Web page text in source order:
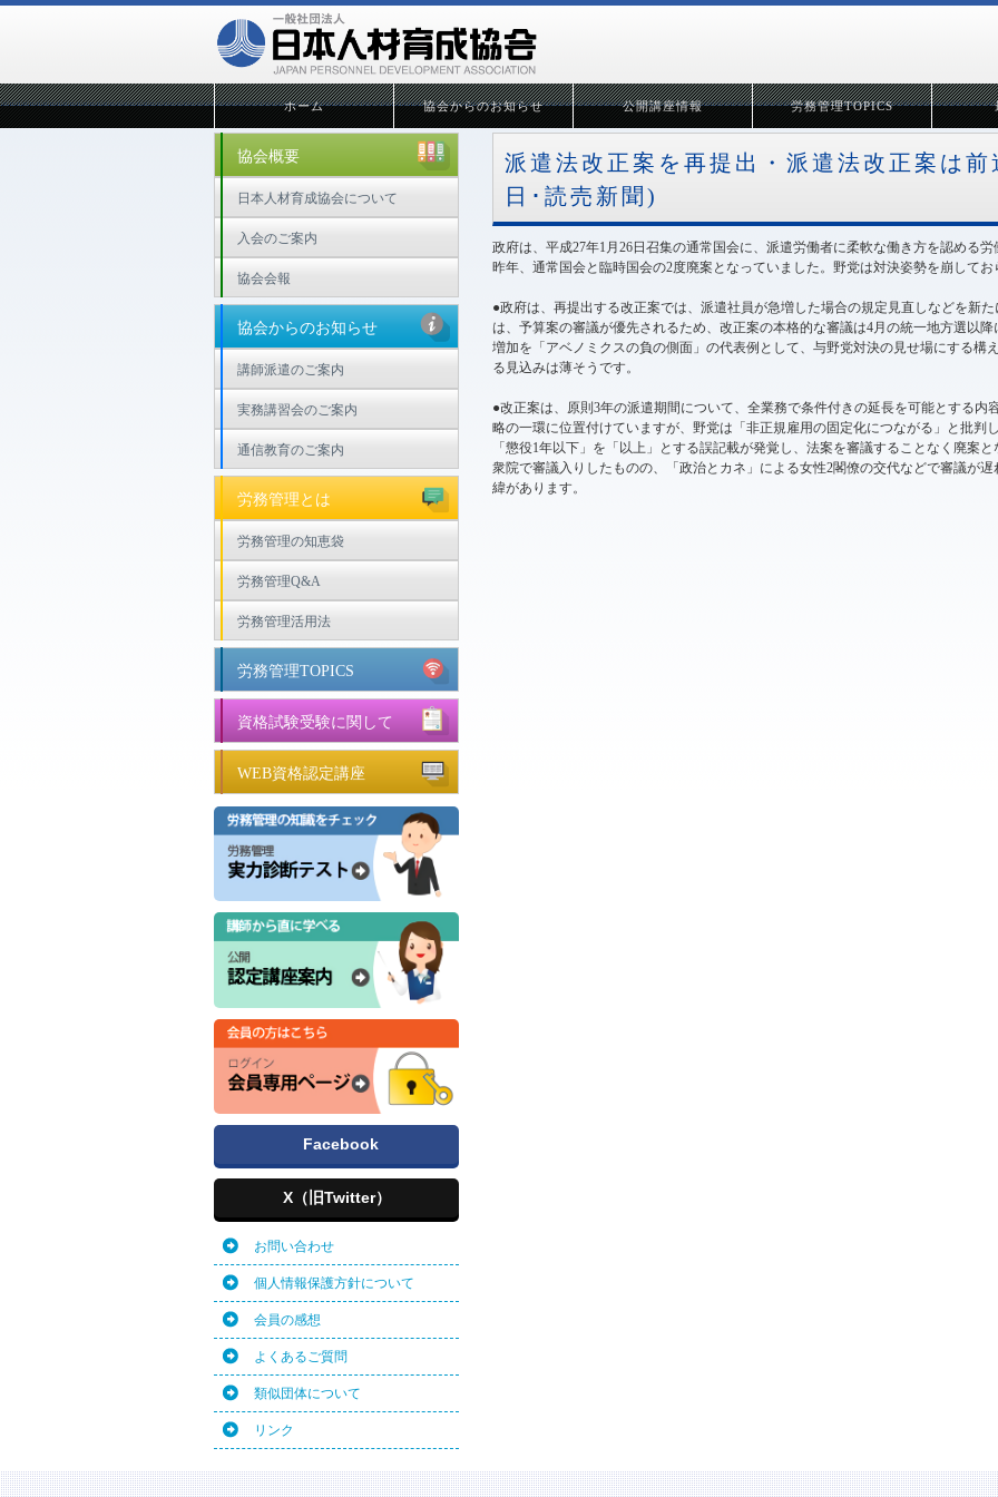
ホーム 協会からのお知らせ 公開講座情報 労務管理TOPICS
派遣法改正案を再提出・派遣法改正案は
日･読売新聞)
政府は、平成27年1月26日召集の通常国会に、派遣労働者に柔軟な働き方を認める
昨年、通常国会と臨時国会の2度廃案となっていました。野党は対決姿勢を崩してお
●政府は、再提出する改正案では、派遣社員が急増した場合の規定見直しなどを新
は、予算案の審議が優先されるため、改正案の本格的な審議は4月の統一地方選以
増加を「アベノミクスの負の側面」の代表例として、与野党対決の見せ場にする構
る見込みは薄そうです。
●改正案は、原則3年の派遣期間について、全業務で条件付きの延長を可能とする内
略の一環に位置付けていますが、野党は「非正規雇用の固定化につながる」と批判
「懲役1年以下」を「以上」とする誤記載が発覚し、法案を審議することなく廃案
衆院で審議入りしたものの、「政治とカネ」による女性2閣僚の交代などで審議が
緯があります。
協会概要
日本人材育成協会について
入会のご案内
協会会報
協会からのお知らせ
講師派遣のご案内
実務講習会のご案内
通信教育のご案内
労務管理とは
労務管理の知恵袋
労務管理Q&A
労務管理活用法
労務管理TOPICS
資格試験受験に関して
WEB資格認定講座
Facebook
X（旧Twitter）
お問い合わせ
個人情報保護方針について
会員の感想
よくあるご質問
類似団体について
リンク